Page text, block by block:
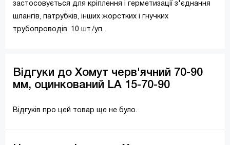
застосовується для кріплення і герметизації з'єднання
шлангів, патрубків, інших жорстких і гнучких
трубопроводів. 10 шт./уп.
Відгуки до Хомут черв'ячний 70-90
мм, оцинкований LA 15-70-90
Відгуків про цей товар ще не було.